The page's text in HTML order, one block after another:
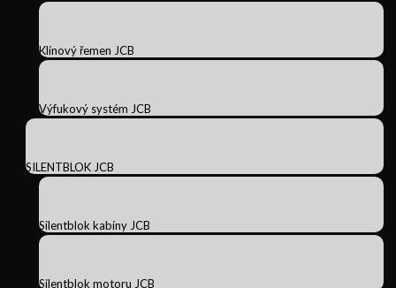
Klínový řemen JCB
Výfukový systém JCB
SILENTBLOK JCB
Silentblok kabíny JCB
Silentblok motoru JCB